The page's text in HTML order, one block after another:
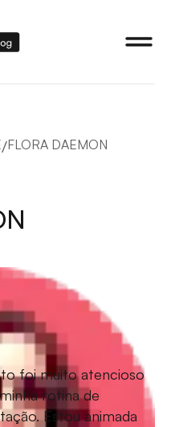
/FLORA DAEMON
foi muito atencioso
rotina de
Estou animada